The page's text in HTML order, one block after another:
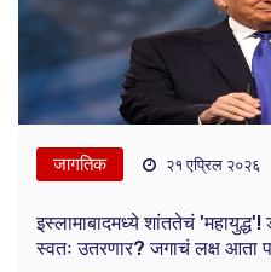
जागतिक २१ एप्रिल २०२६
इस्लामाबादमध्ये शांततेचं 'महायुद्ध'!
स्वतः उतरणार? जगाचं लक्ष आता